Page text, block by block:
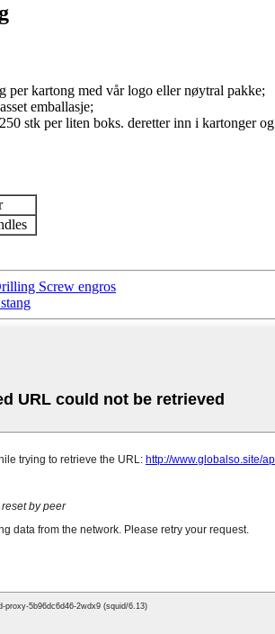
per kartong med vår logo eller nøytral pakke;
emballasje;
stk per liten boks. deretter inn i kartonger
Screw engros